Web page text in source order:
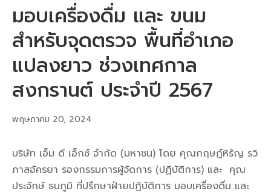
มอบเครื่องดื่ม และ ขนม
สำหรับจุดตรวจ พื้นที่อำเภอ
แปลงยาว ช่วงเทศกาล
สงกรานต์ ประจำปี 2567
พฤษภาคม 20, 2024
บริษัท เอ็ม ดี เอ็กซ์ จำกัด (มหาชน) โดย คุณกฤษฏ์หิรัญ รวิ
ภาสอัครยา รองกรรมการผู้จัดการ (ปฏิบัติการ) และ คุณ
ประจักษ์ ธนภูมิ ที่ปรึกษาฝ่ายปฏิบัติการ มอบเครื่องดื่ม และ